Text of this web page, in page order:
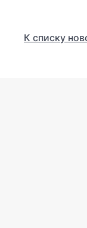
К списку